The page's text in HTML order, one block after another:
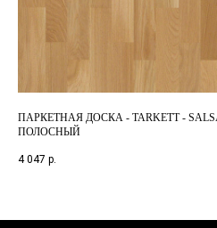
ПАРКЕТНАЯ ДОСКА - TARKETT -
ПОЛОСНЫЙ
4 047 р.